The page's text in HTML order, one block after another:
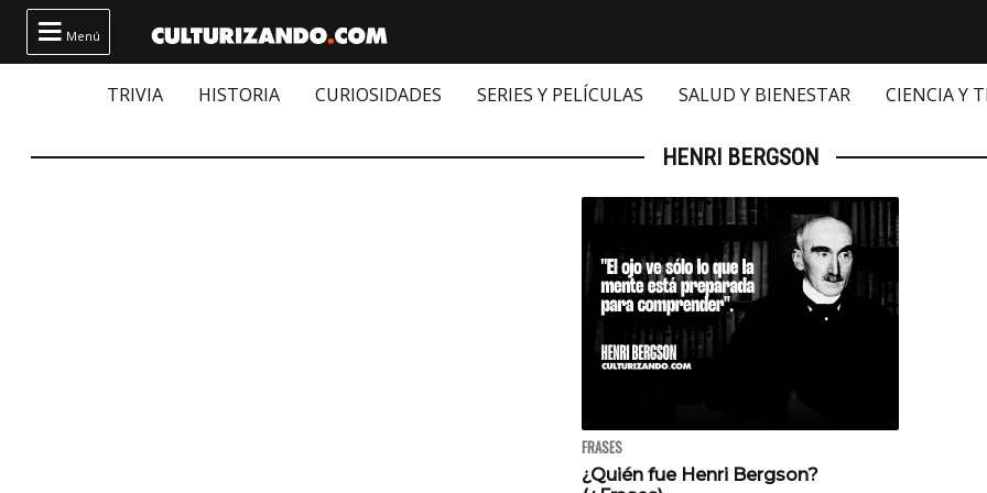
 Menú
TRIVIA HISTORIA CURIOSIDADES SERIES Y PELÍCULAS SALUD Y BIENESTAR CIENCIA Y
HENRI BERGSON
FRASES
¿Quién fue Henri Bergson?